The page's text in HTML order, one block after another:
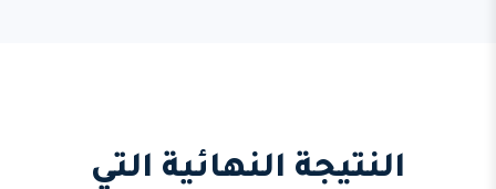
النتيجة النهائية التي